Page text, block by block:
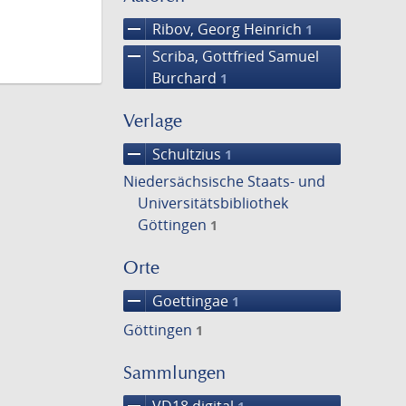
remove Ribov, Georg Heinrich 1
remove
Scriba, Gottfried Samuel
Burchard 1
Verlage
remove Schultzius 1
Niedersächsische Staats- und
Universitätsbibliothek
Göttingen 1
Orte
remove Goettingae 1
Göttingen 1
Sammlungen